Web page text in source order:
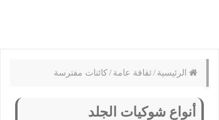
الرئيسية /ثقافة عامة /كائنات مفترسة
أنواع شوكيات الجلد